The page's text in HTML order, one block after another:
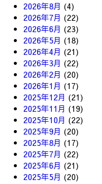
2026年8月 (4)
2026年7月 (22)
2026年6月 (23)
2026年5月 (18)
2026年4月 (21)
2026年3月 (22)
2026年2月 (20)
2026年1月 (17)
2025年12月 (21)
2025年11月 (19)
2025年10月 (22)
2025年9月 (20)
2025年8月 (17)
2025年7月 (22)
2025年6月 (21)
2025年5月 (20)